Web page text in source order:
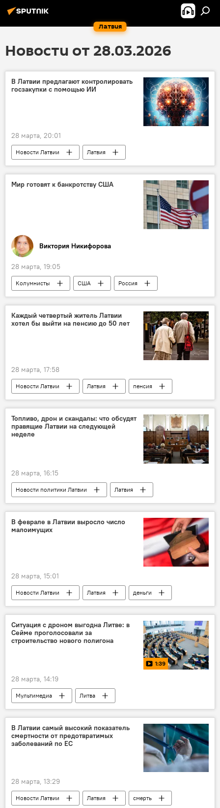
Латвия
Новости от 28.03.2026
В Латвии предлагают контролировать
госзакупки с помощью ИИ
28 марта, 20:01
Новости Латвии
Латвия
голосование
ManaBalss.lv
искусственный интеллект
Мир готовят к банкротству США
Виктория Никифорова
28 марта, 19:05
Колумнисты США Россия
Каждый четвертый житель Латвии
хотел бы выйти на пенсию до 50 лет
28 марта, 17:58
Новости Латвии Латвия
пенсия
опрос
Топливо, дрон и скандалы: что обсудят
правящие Латвии на следующей
неделе
28 марта, 16:15
Новости политики Латвии
Латвия
Сейм
скандал беспилотник
В феврале в Латвии выросло число
малоимущих
28 марта, 15:01
Новости Латвии Латвия деньги
Ситуация с дроном выгодна Литве: в
Сейме проголосовали за
строительство нового полигона
1:39
28 марта, 14:19
Мультимедиа
Литва
Антанас Кандротас
Алексей Стефанов
полигон
Падение украинских БПЛА в Латвии
В Латвии самый высокий показатель
смертности от предотвратимых
заболеваний по ЕС
28 марта, 13:29
Новости Латвии Латвия
смерть